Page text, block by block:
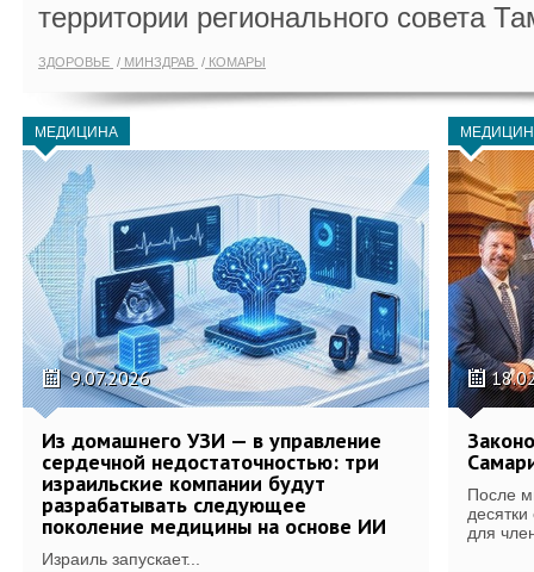
территории регионального совета
ЗДОРОВЬЕ МИНЗДРАВ КОМАРЫ
МЕДИЦИНА
9.07.2026
Из домашнего УЗИ — в управление
сердечной недостаточностью: три
израильские компании будут
разрабатывать следующее
поколение медицины на основе ИИ
Израиль запускает...
После
для